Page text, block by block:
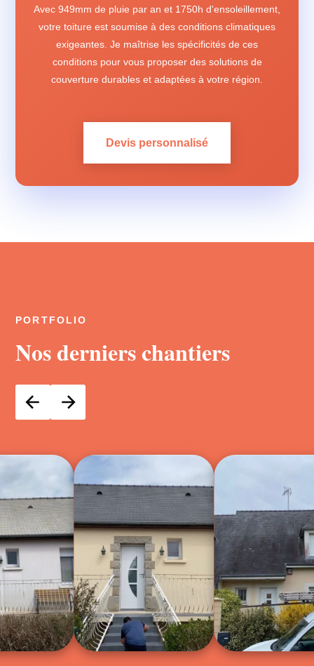
Avec 949mm de pluie par an et 1750h d'ensoleillement,
votre toiture est soumise à des conditions climatiques
exigeantes. Je maîtrise les spécificités de ces
conditions pour vous proposer des solutions de
couverture durables et adaptées à votre région.
Devis personnalisé
PORTFOLIO
Nos derniers chantiers